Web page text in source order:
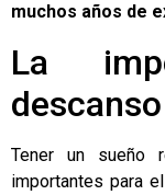
muchos años de
La
Tener un sueño
importantes para